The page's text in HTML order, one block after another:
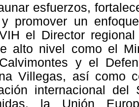
esfuerzos,
y promover un
el Director
alto nivel como el
y el
Villegas, así como
internacional del
la Unión